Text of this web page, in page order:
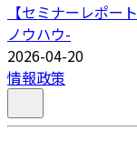
【セミナーレポー
ノウハウ-
2026-04-20
情報政策